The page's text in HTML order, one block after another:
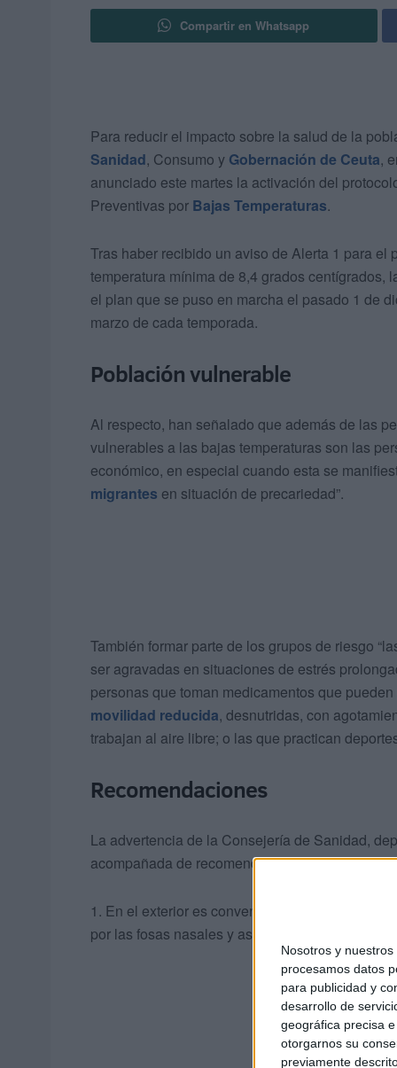
Nosotros y nuestros
procesamos datos
para publicidad y
desarrollo de
geográfica precisa
otorgarnos su
previamente
Compartir en Whatsapp
Para reducir el impacto sobre la salud de la
Sanidad, Consumo y Gobernación de Ceuta,
anunciado este martes la activación del
Preventivas por Bajas Temperaturas.
Tras haber recibido un aviso de Alerta 1 para
temperatura mínima de 8,4 grados
el plan que se puso en marcha el pasado 1 de
marzo de cada temporada.
Población vulnerable
Al respecto, han señalado que además de las
vulnerables a las bajas temperaturas son las
económico, en especial cuando esta se
migrantes en situación de precariedad”.
También formar parte de los grupos de riesgo
ser agravadas en situaciones de estrés
personas que toman medicamentos que
movilidad reducida, desnutridas, con
trabajan al aire libre; o las que practican
Recomendaciones
La advertencia de la Consejería de Sanidad,
acompañada de recomendaciones generales
1. En el exterior es conveniente respirar por la
por las fosas nasales y así disminuye el frío